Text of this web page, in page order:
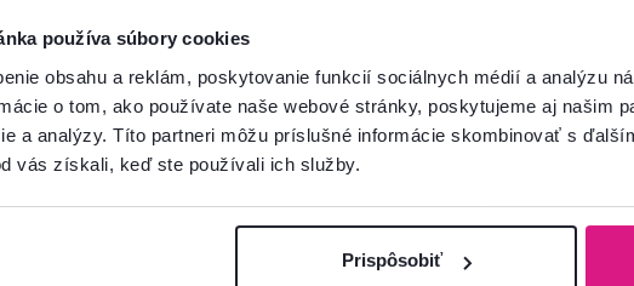
používa súbory cookies
obsahu a reklám, poskytovanie funkcií sociálnych médií a analýzu
o tom, ako používate naše webové stránky, poskytujeme aj našim
a analýzy. Títo partneri môžu príslušné informácie skombinovať s
vás získali, keď ste používali ich služby.
Prispôsobiť